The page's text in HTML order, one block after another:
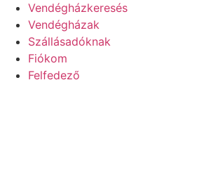
Vendégházkeresés
Vendégházak
Szállásadóknak
Fiókom
Felfedező